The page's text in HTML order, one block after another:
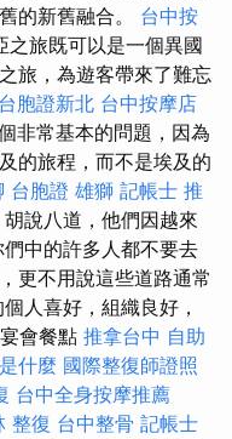
的新舊融合。 台中按
之旅既可以是一個異國
旅，為遊客帶來了難忘
台胞證新北 台中按摩店
非常基本的問題，因為
的旅程，而不是埃及的
台胞證 雄獅 記帳士 推
說八道，他們因越來
中的許多人都不要去
更不用說這些道路通常
人喜好，組織良好，
會餐點 推拿台中 自助
什麼 國際整復師證照
台中全身按摩推薦
整復 台中整骨 記帳士